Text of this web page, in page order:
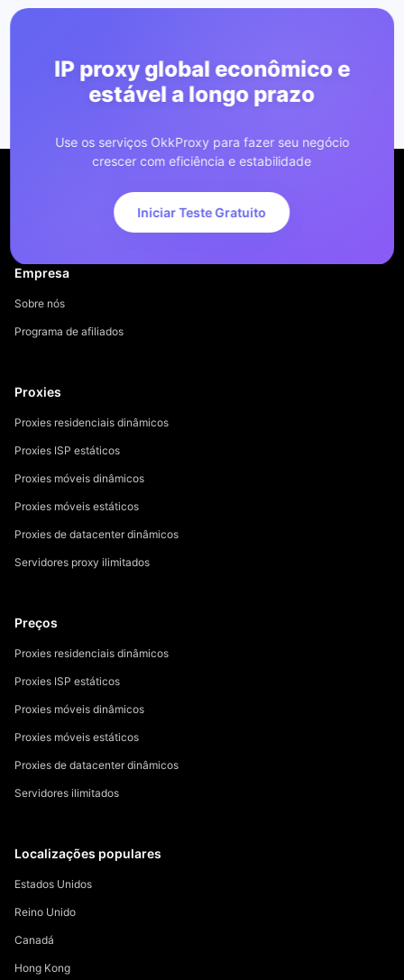
IP proxy global econômico e
estável a longo prazo
Use os serviços OkkProxy para fazer seu negócio
crescer com eficiência e estabilidade
Iniciar Teste Gratuito
Empresa
Sobre nós
Programa de afiliados
Proxies
Proxies residenciais dinâmicos
Proxies ISP estáticos
Proxies móveis dinâmicos
Proxies móveis estáticos
Proxies de datacenter dinâmicos
Servidores proxy ilimitados
Preços
Proxies residenciais dinâmicos
Proxies ISP estáticos
Proxies móveis dinâmicos
Proxies móveis estáticos
Proxies de datacenter dinâmicos
Servidores ilimitados
Localizações populares
Estados Unidos
Reino Unido
Canadá
Hong Kong